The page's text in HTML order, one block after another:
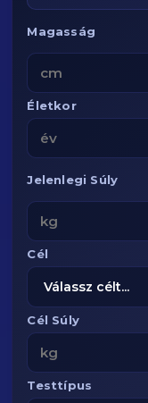
Magasság
Életkor
Jelenlegi Súly
Cél
Cél Súly
Testtípus